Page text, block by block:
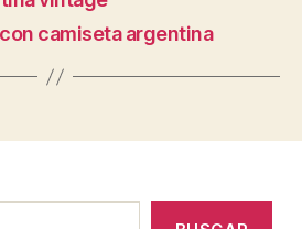
camiseta argentina